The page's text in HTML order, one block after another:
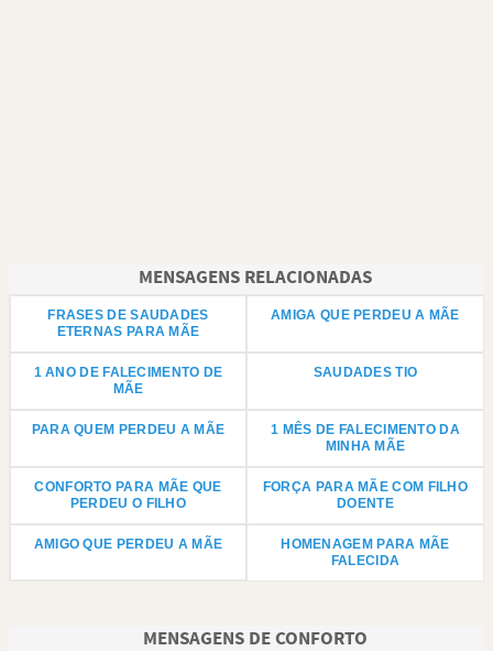
MENSAGENS RELACIONADAS
FRASES DE SAUDADES
ETERNAS PARA MÃE
AMIGA QUE PERDEU A MÃE
1 ANO DE FALECIMENTO DE
MÃE
SAUDADES TIO
PARA QUEM PERDEU A MÃE
1 MÊS DE FALECIMENTO DA
MINHA MÃE
CONFORTO PARA MÃE QUE
PERDEU O FILHO
FORÇA PARA MÃE COM FILHO
DOENTE
AMIGO QUE PERDEU A MÃE
HOMENAGEM PARA MÃE
FALECIDA
MENSAGENS DE CONFORTO